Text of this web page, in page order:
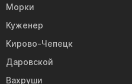
Морки
Куженер
Кирово-Чепецк
Даровской
Вахруши